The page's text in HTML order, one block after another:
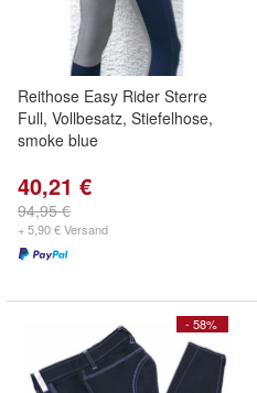
Reithose Easy Rider Sterre
Full, Vollbesatz, Stiefelhose,
smoke blue
40,21 €
94,95 €
+ 5,90 € Versand
- 58%